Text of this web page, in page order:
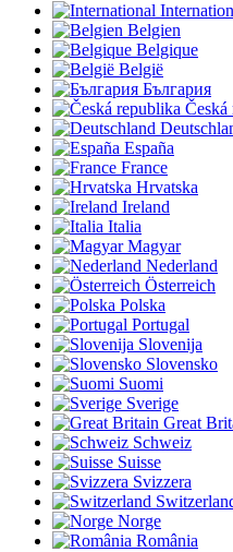
Belgien
Belgique
België
България
Česká
España
France
Hrvatska
Ireland
Italia
Magyar
Nederland
Österreich
Polska
Portugal
Slovenija
Slovensko
Suomi
Sverige
Great
Schweiz
Suisse
Svizzera
Norge
România